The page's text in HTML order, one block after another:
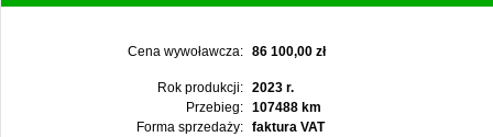
Cena wywoławcza: 86 100,00 zł
Rok produkcji:
2023 r.
Przebieg:
107488 km
Forma sprzedaży:
faktura VAT